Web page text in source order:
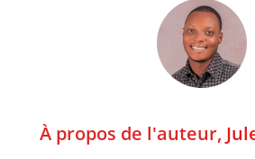
À propos de l'auteur,